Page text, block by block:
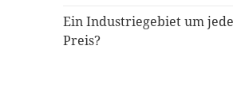
Ein Industriegebiet um
Preis?